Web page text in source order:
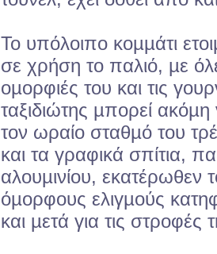
Το υπόλοιπο κοµµάτι
σε χρήση το παλιό, µε
οµορφιές του και τις
ταξιδιώτης µπορεί
τον ωραίο σταθµό του
και τα γραφικά σπίτια,
αλουµινίου, εκατέρωθεν
όµορφους ελιγµούς
και µετά για τις